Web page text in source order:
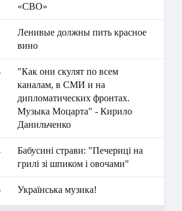
«СВО»
Ленивые должны пить красное
вино
"Как они скулят по всем
каналам, в СМИ и на
дипломатических фронтах.
Музыка Моцарта" - Кирило
Данильченко
Бабусині страви: "Печериці на
грилі зі шпиком і овочами"
Українська музика!